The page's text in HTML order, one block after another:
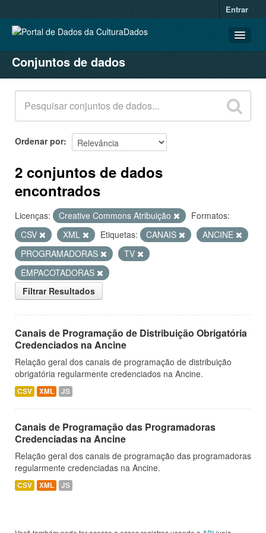
Entrar
CONJUNTOS DE DADOS
ORGANIZAÇÕES
GRUPOS
SOBRE
Conjuntos de dados
Ordenar por
2 conjuntos de dados
encontrados
Licenças: Creative Commons Atribuição
Formatos:
CSV
XML Etiquetas: CANAIS
ANCINE
PROGRAMADORAS
TV
EMPACOTADORAS
Filtrar Resultados
Canais de Programação de Distribuição Obrigatória
Credenciados na Ancine
Relação geral dos canais de programação de distribuição
obrigatória regularmente credenciados na Ancine.
CSV XML JS
Canais de Programação das Programadoras
Credenciadas na Ancine
Relação geral dos canais de programação das programadoras
regularmente credenciadas na Ancine.
CSV XML JS